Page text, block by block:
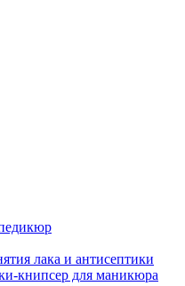
лака и антисептики
книпсер для маникюра